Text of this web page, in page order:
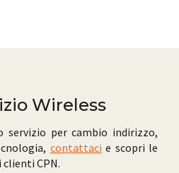
Wireless
per cambio indirizzo,
contattaci e scopri le
CPN.